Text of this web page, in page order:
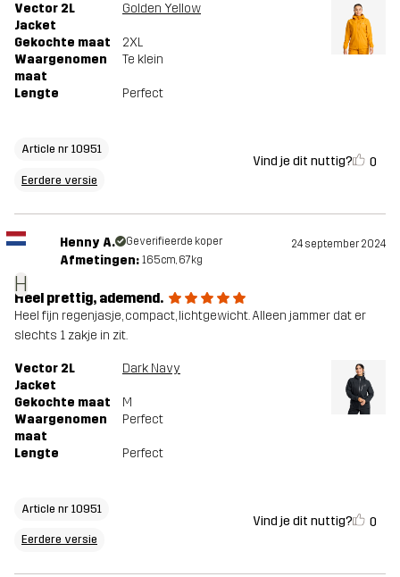
Vector 2L
Jacket
Golden Yellow
Gekochte maat
2XL
Waargenomen
maat
Te klein
Lengte Perfect
Article nr 10951
Eerdere versie
Vind je dit nuttig? 0
H
Henny A. Geverifieerde koper 24 september 2024
Afmetingen: 165cm, 67kg
Heel prettig, ademend.
Heel fijn regenjasje, compact, lichtgewicht. Alleen jammer dat er
slechts 1 zakje in zit.
Vector 2L
Jacket
Dark Navy
Gekochte maat
M
Waargenomen
maat
Perfect
Lengte Perfect
Article nr 10951
Eerdere versie
Vind je dit nuttig? 0